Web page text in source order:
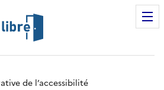
de l’accessibilité